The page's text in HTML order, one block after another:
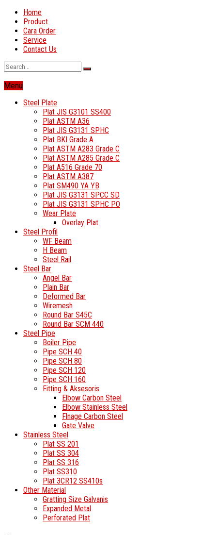
Home
Product
Cara Order
Service
Contact Us
Menu
Steel Plate
Plat JIS G3101 SS400
Plat ASTM A36
Plat JIS G3131 SPHC
Plat BKI Grade A
Plat ASTM A283 Grade C
Plat ASTM A285 Grade C
Plat A516 Grade 70
Plat ASTM A387
Plat SM490 YA YB
Plat JIS G3131 SPCC SD
Plat JIS G3131 SPHC PO
Wear Plate
Overlay Plat
Steel Profil
WF Beam
H Beam
Steel Rail
Steel Bar
Angel Bar
Plain Bar
Deformed Bar
Wiremesh
Round Bar S45C
Round Bar SCM 440
Steel Pipe
Boiler Pipe
Pipe SCH 40
Pipe SCH 80
Pipe SCH 120
Pipe SCH 160
Fitting & Aksesoris
Elbow Carbon Steel
Elbow Stainless Steel
Flnage Carbon Steel
Gate Valve
Stainless Steel
Plat SS 201
Plat SS 304
Plat SS 316
Plat SS310
Plat 3CR12 SS410s
Other Material
Gratting Size Galvanis
Expanded Metal
Perforated Plat